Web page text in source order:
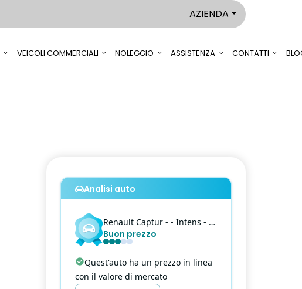
AZIENDA
VEICOLI COMMERCIALI NOLEGGIO ASSISTENZA CONTATTI
Analisi auto
Renault Captur - - Intens - 1.0 tce Intens Gpl 100cv my21
Buon prezzo
Quest'auto ha un prezzo in linea
con il valore di mercato